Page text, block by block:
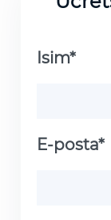
Isim*
E-posta*